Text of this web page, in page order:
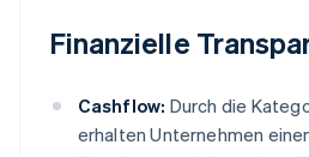
Finanzielle
Cashflow: Durch die
erhalten Unternehmen